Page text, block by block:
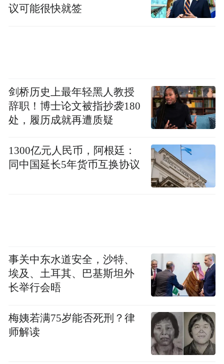
议可能很快就签
剑桥历史上最年轻黑人教授
辞职！博士论文被指抄袭180
处，履历成就再遭质疑
1300亿元人民币，阿根廷：
同中国延长5年货币互换协议
事关中东水道安全，沙特、
埃及、土耳其、巴基斯坦外
长举行会晤
梅姨若满75岁能否死刑？律
师解读